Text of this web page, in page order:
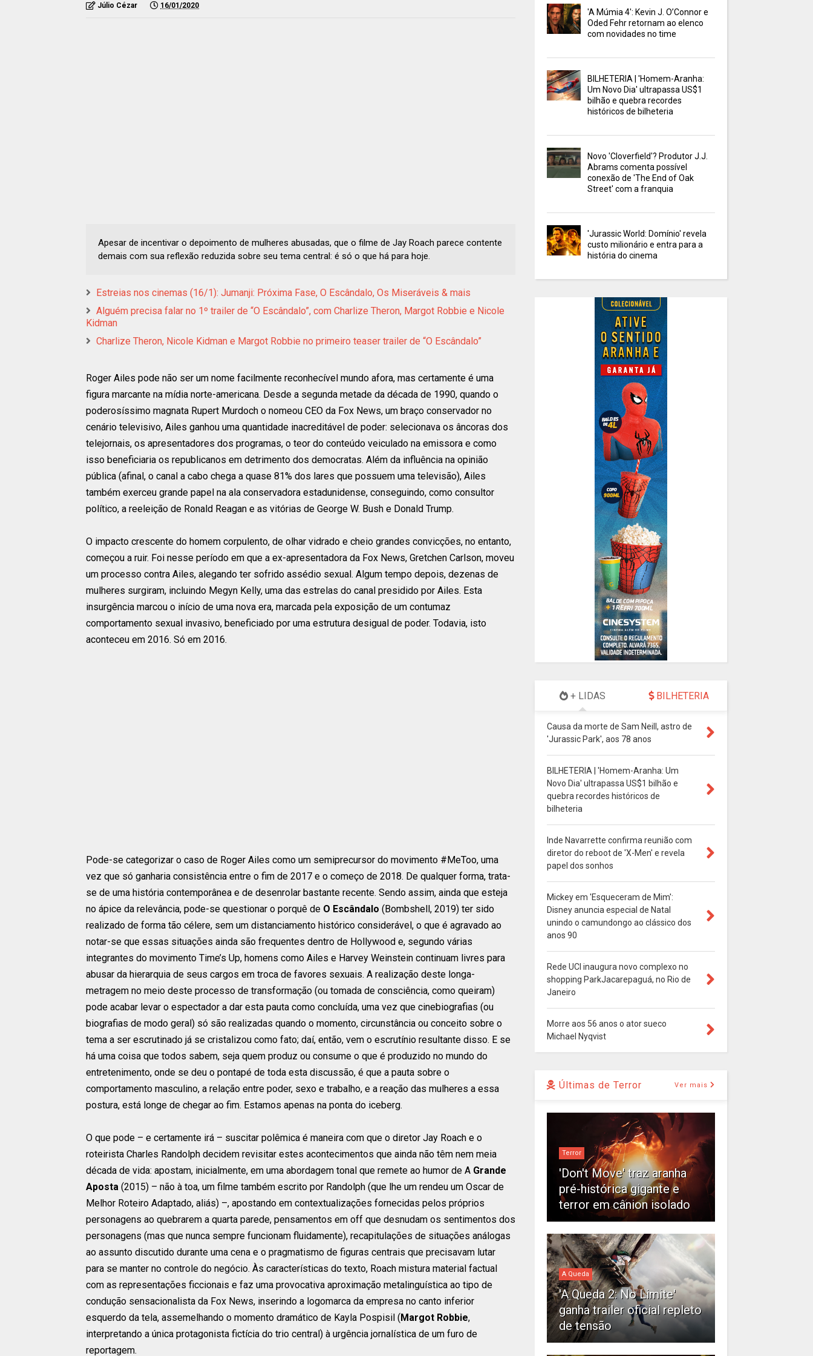
Júlio Cézar 16/01/2020
Apesar de incentivar o depoimento de mulheres abusadas, que o filme de Jay Roach parece contente
demais com sua reflexão reduzida sobre seu tema central: é só o que há para hoje.
Estreias nos cinemas (16/1): Jumanji: Próxima Fase, O Escândalo, Os Miseráveis & mais
Alguém precisa falar no 1º trailer de “O Escândalo”, com Charlize Theron, Margot Robbie e Nicole
Kidman
Charlize Theron, Nicole Kidman e Margot Robbie no primeiro teaser trailer de “O Escândalo”
Roger Ailes pode não ser um nome facilmente reconhecível mundo afora, mas certamente é uma
figura marcante na mídia norte-americana. Desde a segunda metade da década de 1990, quando o
poderosíssimo magnata Rupert Murdoch o nomeou CEO da Fox News, um braço conservador no
cenário televisivo, Ailes ganhou uma quantidade inacreditável de poder: selecionava os âncoras dos
telejornais, os apresentadores dos programas, o teor do conteúdo veiculado na emissora e como
isso beneficiaria os republicanos em detrimento dos democratas. Além da influência na opinião
pública (afinal, o canal a cabo chega a quase 81% dos lares que possuem uma televisão), Ailes
também exerceu grande papel na ala conservadora estadunidense, conseguindo, como consultor
político, a reeleição de Ronald Reagan e as vitórias de George W. Bush e Donald Trump.
O impacto crescente do homem corpulento, de olhar vidrado e cheio grandes convicções, no entanto,
começou a ruir. Foi nesse período em que a ex-apresentadora da Fox News, Gretchen Carlson, moveu
um processo contra Ailes, alegando ter sofrido assédio sexual. Algum tempo depois, dezenas de
mulheres surgiram, incluindo Megyn Kelly, uma das estrelas do canal presidido por Ailes. Esta
insurgência marcou o início de uma nova era, marcada pela exposição de um contumaz
comportamento sexual invasivo, beneficiado por uma estrutura desigual de poder. Todavia, isto
aconteceu em 2016. Só em 2016.
Pode-se categorizar o caso de Roger Ailes como um semiprecursor do movimento #MeToo, uma
vez que só ganharia consistência entre o fim de 2017 e o começo de 2018. De qualquer forma, trata-
se de uma história contemporânea e de desenrolar bastante recente. Sendo assim, ainda que esteja
no ápice da relevância, pode-se questionar o porquê de O Escândalo (Bombshell, 2019) ter sido
realizado de forma tão célere, sem um distanciamento histórico considerável, o que é agravado ao
notar-se que essas situações ainda são frequentes dentro de Hollywood e, segundo várias
integrantes do movimento Time’s Up, homens como Ailes e Harvey Weinstein continuam livres para
abusar da hierarquia de seus cargos em troca de favores sexuais. A realização deste longa-
metragem no meio deste processo de transformação (ou tomada de consciência, como queiram)
pode acabar levar o espectador a dar esta pauta como concluída, uma vez que cinebiografias (ou
biografias de modo geral) só são realizadas quando o momento, circunstância ou conceito sobre o
tema a ser escrutinado já se cristalizou como fato; daí, então, vem o escrutínio resultante disso. E se
há uma coisa que todos sabem, seja quem produz ou consume o que é produzido no mundo do
entretenimento, onde se deu o pontapé de toda esta discussão, é que a pauta sobre o
comportamento masculino, a relação entre poder, sexo e trabalho, e a reação das mulheres a essa
postura, está longe de chegar ao fim. Estamos apenas na ponta do iceberg.
O que pode – e certamente irá – suscitar polêmica é maneira com que o diretor Jay Roach e o
roteirista Charles Randolph decidem revisitar estes acontecimentos que ainda não têm nem meia
década de vida: apostam, inicialmente, em uma abordagem tonal que remete ao humor de A Grande
Aposta (2015) – não à toa, um filme também escrito por Randolph (que lhe um rendeu um Oscar de
Melhor Roteiro Adaptado, aliás) –, apostando em contextualizações fornecidas pelos próprios
personagens ao quebrarem a quarta parede, pensamentos em off que desnudam os sentimentos dos
personagens (mas que nunca sempre funcionam fluidamente), recapitulações de situações análogas
ao assunto discutido durante uma cena e o pragmatismo de figuras centrais que precisavam lutar
para se manter no controle do negócio. Às características do texto, Roach mistura material factual
com as representações ficcionais e faz uma provocativa aproximação metalinguística ao tipo de
condução sensacionalista da Fox News, inserindo a logomarca da empresa no canto inferior
esquerdo da tela, assemelhando o momento dramático de Kayla Pospisil (Margot Robbie,
interpretando a única protagonista fictícia do trio central) à urgência jornalística de um furo de
reportagem.
'A Múmia 4': Kevin J. O’Connor e
Oded Fehr retornam ao elenco
com novidades no time
BILHETERIA | 'Homem-Aranha:
Um Novo Dia' ultrapassa US$1
bilhão e quebra recordes
históricos de bilheteria
Novo 'Cloverfield'? Produtor J.J.
Abrams comenta possível
conexão de 'The End of Oak
Street' com a franquia
'Jurassic World: Domínio' revela
custo milionário e entra para a
história do cinema
+ LIDAS BILHETERIA
Causa da morte de Sam Neill, astro de
'Jurassic Park', aos 78 anos
BILHETERIA | 'Homem-Aranha: Um
Novo Dia' ultrapassa US$1 bilhão e
quebra recordes históricos de
bilheteria
Inde Navarrette confirma reunião com
diretor do reboot de 'X-Men' e revela
papel dos sonhos
Mickey em 'Esqueceram de Mim':
Disney anuncia especial de Natal
unindo o camundongo ao clássico dos
anos 90
Rede UCI inaugura novo complexo no
shopping ParkJacarepaguá, no Rio de
Janeiro
Morre aos 56 anos o ator sueco
Michael Nyqvist
Últimas de Terror Ver mais
Terror
'Don't Move' traz aranha
pré-histórica gigante e
terror em cânion isolado
A Queda
'A Queda 2: No Limite'
ganha trailer oficial repleto
de tensão